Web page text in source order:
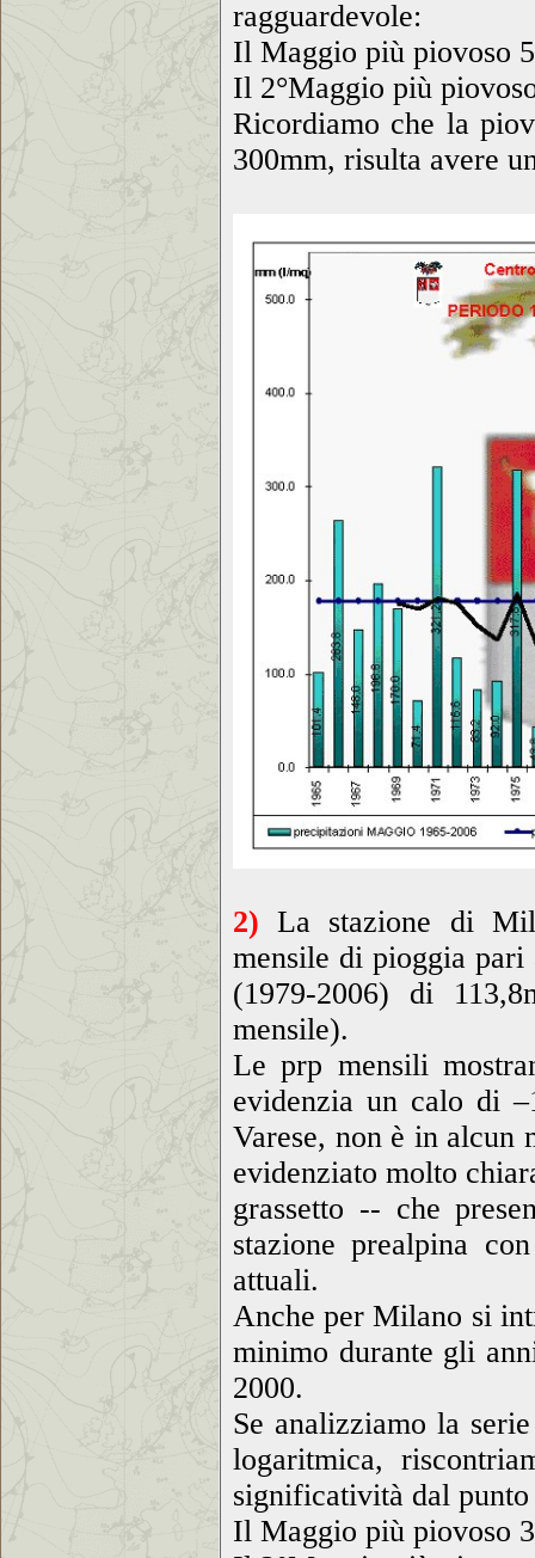
ragguardevole:
Il Maggio più piovoso
Il 2°Maggio più
Ricordiamo che la
300mm, risulta avere
2) La stazione di
mensile di pioggia pari
(1979-2006) di
mensile).
Le prp mensili
evidenzia un calo di
Varese, non è in alcun
evidenziato molto
grassetto -- che
stazione prealpina
attuali.
Anche per Milano si
minimo durante gli
2000.
Se analizziamo la
logaritmica,
significatività dal
Il Maggio più piovoso